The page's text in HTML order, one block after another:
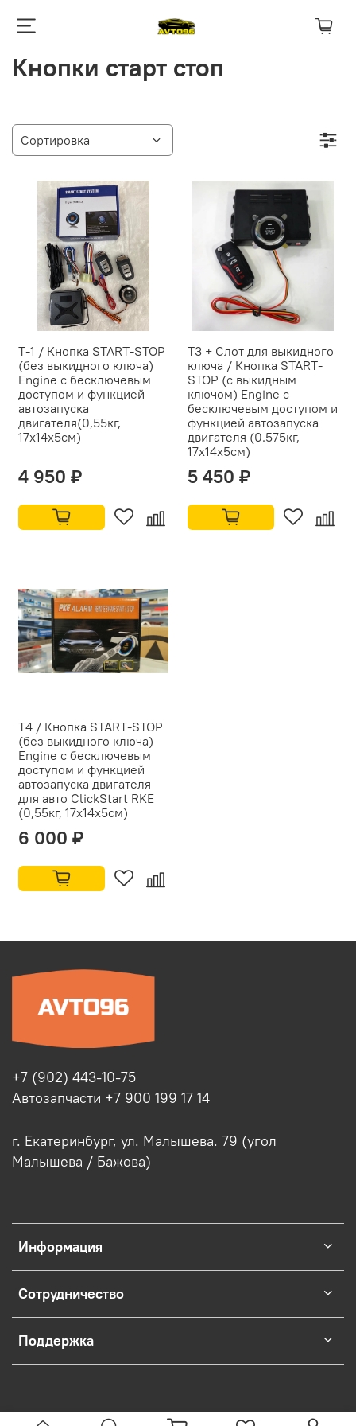
Кнопки старт стоп
T-1 / Кнопка START-STOP
(без выкидного ключа)
Engine c бесключевым
доступом и функцией
автозапуска
двигателя(0,55кг,
17х14х5см)
4 950 ₽
Т3 + Слот для выкидного
ключа / Кнопка START-
STOP (с выкидным
ключом) Engine c
бесключевым доступом и
функцией автозапуска
двигателя (0.575кг,
17х14х5см)
5 450 ₽
Т4 / Кнопка START-STOP
(без выкидного ключа)
Engine c бесключевым
доступом и функцией
автозапуска двигателя
для авто ClickStart RKE
(0,55кг, 17х14х5см)
6 000 ₽
Информация
Сотрудничество
Поддержка
+7 (902) 443-10-75
Автозапчасти +7 900 199 17 14
г. Екатеринбург, ул. Малышева. 79 (угол
Малышева / Бажова)